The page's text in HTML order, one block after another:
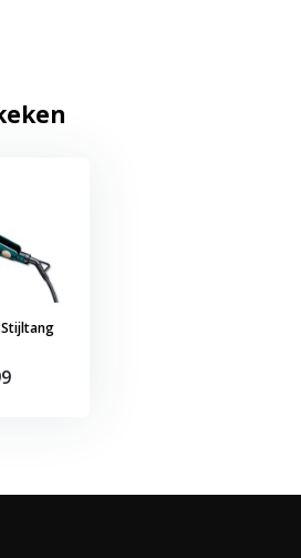
Stijltang